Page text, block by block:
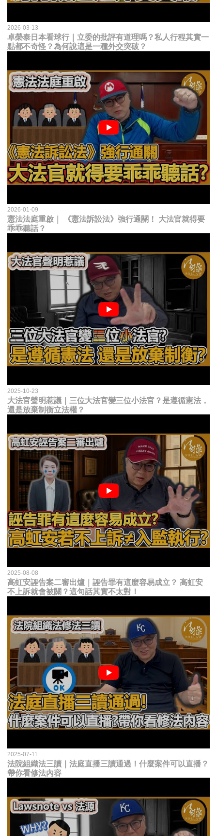
2026-03-13
卓榮泰日本看球行｜立委的批評有道理嗎？私人行程其實一
點都不奇怪？為何說這是一種外交突破？
2026-01-09
憲法法庭重啟｜ 《憲法訴訟法》強行通關！ 大法官就得要
乖乖聽話？
2025-10-23
大法官聲明惹議｜三位大法官變三位小法官？是遵循憲法，
還是放棄制衡立法權？
2025-08-08
高虹安誣告案二審出爐｜誣告罪有這麼容易成立？ 高虹安
不上訴就會被關？這句話其實不太對！
2025-07-11
法院組織法三讀｜法庭直播三讀通過！什麼案件可以直播？
帶你看修法內容